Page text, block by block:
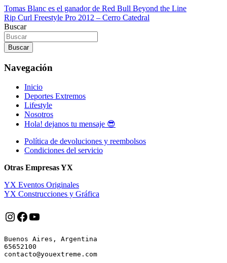
Navegación
de
entradas
Tomas Blanc es el ganador de Red Bull Beyond the Line
Rip Curl Freestyle Pro 2012 – Cerro Catedral
Buscar
Buscar
Navegación
Inicio
Deportes Extremos
Lifestyle
Nosotros
Hola! dejanos tu mensaje 😎
Política de devoluciones y reembolsos
Condiciones del servicio
Otras Empresas YX
YX Eventos Originales
YX Construcciones y Gráfica
Instagram
Facebook
YouTube
Buenos Aires, Argentina
65652100